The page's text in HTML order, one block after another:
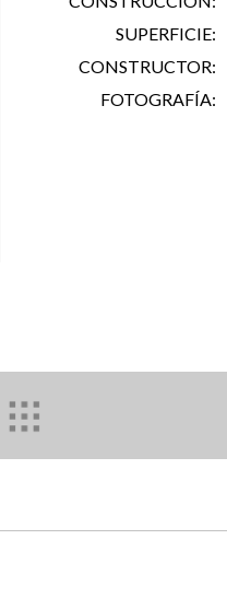
SUPERFICIE:
CONSTRUCTOR:
FOTOGRAFÍA: